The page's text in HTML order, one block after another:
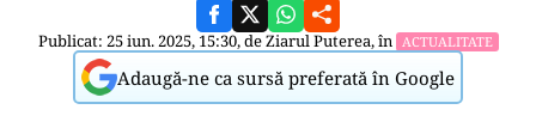
Publicat: 25 iun. 2025, 15:30, deZiarul Puterea, în ACTUALITATE
Adaugă-ne ca sursă preferată în Google